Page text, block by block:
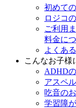
初めて
ロジコ
ご利用
料金に
よくあ
こんなお子様
ADHD
アスペ
吃音の
学習障